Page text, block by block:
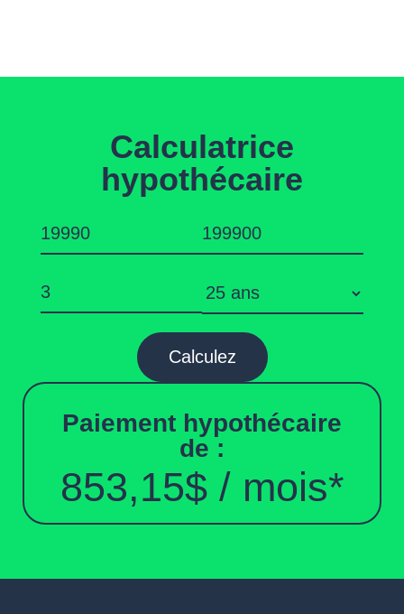
Calculatrice
hypothécaire
Calculez
Paiement hypothécaire
de :
853,15$/ mois*